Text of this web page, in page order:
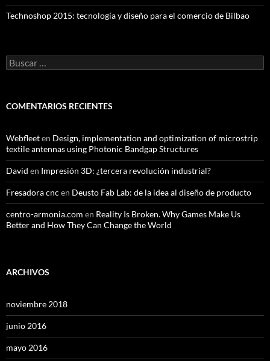
Technoshop 2015: tecnología y diseño para el comercio de Bilbao
Buscar:
COMENTARIOS RECIENTES
Webfleeten Design, implementation and optimization of microstrip
textile antennas using Photonic Bandgap Structures
David en Impresión 3D: ¿tercera revolución industrial?
Fresadora cnc en Deusto Fab Lab: de la idea al diseño de producto
centro-armonia.com en Reality Is Broken. Why Games Make Us
Better and How They Can Change the World
ARCHIVOS
noviembre 2018
junio 2016
mayo 2016